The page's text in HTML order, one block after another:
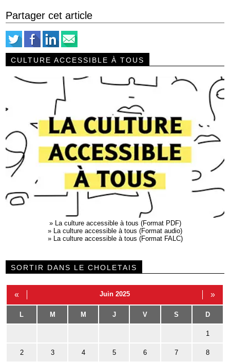
Partager cet article
CULTURE ACCESSIBLE À TOUS
» La culture accessible à tous (Format PDF)
» La culture accessible à tous (Format audio)
» La culture accessible à tous (Format FALC)
SORTIR DANS LE CHOLETAIS
« Juin 2025 »
L M M J V S D
1
2 3 4 5 6 7 8